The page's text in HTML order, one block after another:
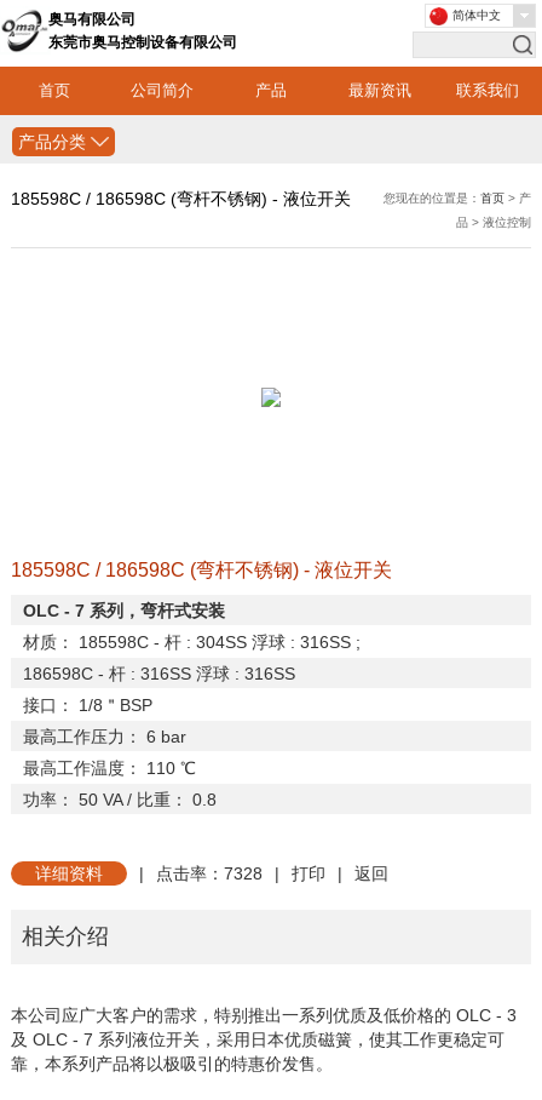
奥马有限公司
东莞市奥马控制设备有限公司
首页 公司简介 产品 最新资讯 联系我们
简体中文
产品分类
185598C / 186598C (弯杆不锈钢) - 液位开关 您现在的位置是：首页 > 产
品 > 液位控制
185598C / 186598C (弯杆不锈钢) - 液位开关
OLC - 7 系列，弯杆式安装
材质：
185598C - 杆: 304SS 浮球: 316SS ;
186598C - 杆: 316SS 浮球: 316SS
接口：
1/8 ＂ BSP
最高工作压力：
6 bar
最高工作温度：
110 ℃
功率：
50 VA/ 比重： 0.8
详细资料 | 点击率：7328 | 打印 | 返回
相关介绍
本公司应广大客户的需求，特别推出一系列优质及低价格的 OLC - 3
及 OLC - 7 系列液位开关，采用日本优质磁簧，使其工作更稳定可
靠，本系列产品将以极吸引的特惠价发售。